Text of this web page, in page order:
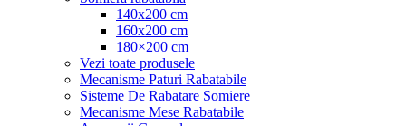
140x200 cm
160x200 cm
180×200 cm
Vezi toate produsele
Mecanisme Paturi Rabatabile
Sisteme De Rabatare Somiere
Mecanisme Mese Rabatabile